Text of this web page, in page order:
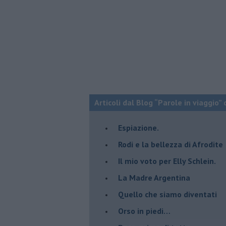
Articoli dal Blog “Parole in viaggio”
Espiazione.
Rodi e la bellezza di Afrodite
​Il mio voto per Elly Schlein.
​La Madre Argentina
Quello che siamo diventati
Orso in piedi…